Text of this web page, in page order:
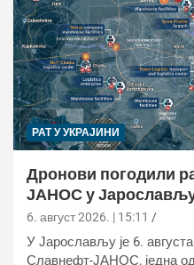
РАТ У УКРАЈИНИ
Дронови погодили
ЈАНОС у
6. август 2026. | 15:11
У Јарослављу је 6.
Славнефт-ЈАНОС, једна од